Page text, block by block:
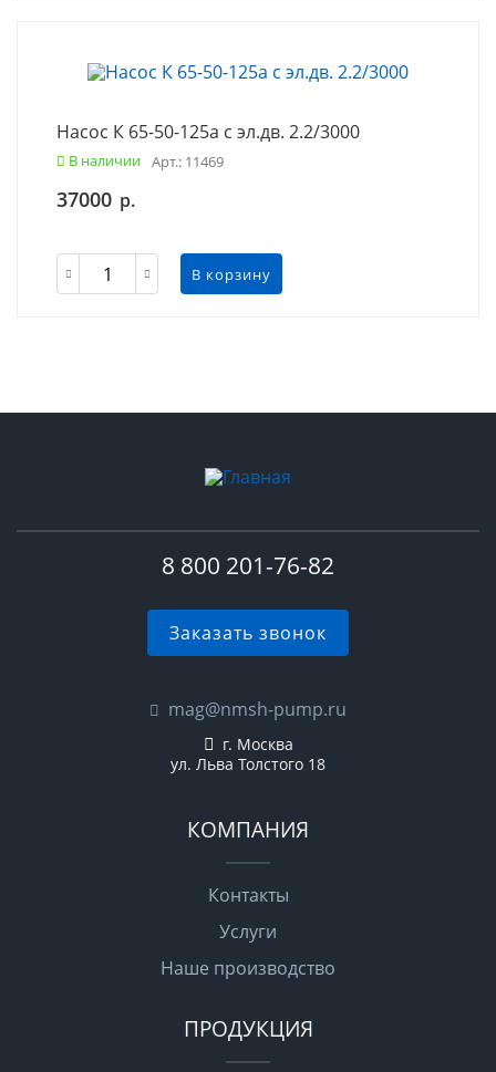
Насос К 65-50-125а с эл.дв. 2.2/3000
В наличии Арт.: 11469
37000 р.
В корзину
8 800 201-76-82
Заказать звонок
mag@nmsh-pump.ru
г. Москва
ул. Льва Толстого 18
КОМПАНИЯ
Контакты
Услуги
Наше производство
ПРОДУКЦИЯ